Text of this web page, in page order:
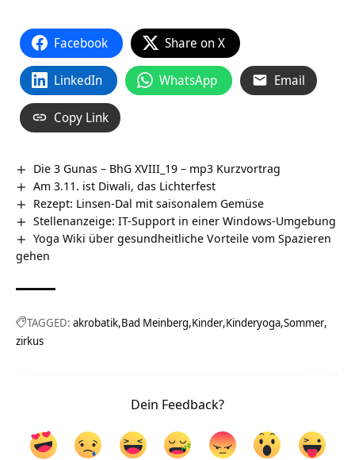
Facebook Share on X
LinkedIn WhatsApp Email
Copy Link
Die 3 Gunas – BhG XVIII_19 – mp3 Kurzvortrag
Am 3.11. ist Diwali, das Lichterfest
Rezept: Linsen-Dal mit saisonalem Gemüse
Stellenanzeige: IT-Support in einer Windows-Umgebung
Yoga Wiki über gesundheitliche Vorteile vom Spazieren
gehen
TAGGED: akrobatik Bad Meinberg Kinder Kinderyoga Sommer
zirkus
Dein Feedback?